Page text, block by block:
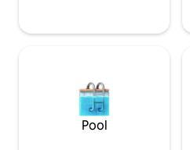
Pool